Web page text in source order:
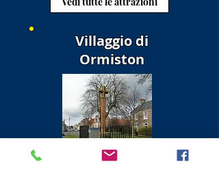
Villaggio di
Ormiston